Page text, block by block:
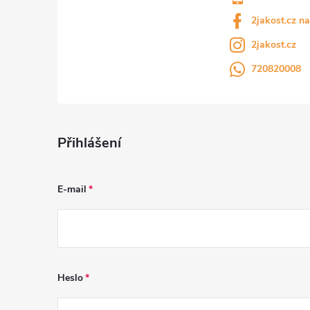
2jakost.cz
2jakost.cz
720820008
Přihlášení
E-mail
Heslo